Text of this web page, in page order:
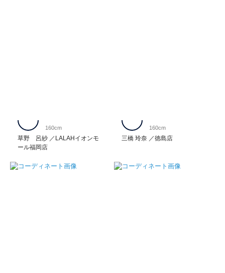
草野 呂紗
LALAHイオンモ
ール福岡店
160cm
三橋 玲奈 徳島店
160cm